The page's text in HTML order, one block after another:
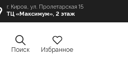
г. Киров, ул. Пролетарская 15
ТЦ «Максимум», 2 этаж
Поиск Избранное